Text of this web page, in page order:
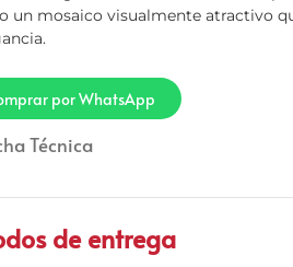
un mosaico visualmente atractivo
por WhatsApp
Técnica
de entrega